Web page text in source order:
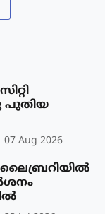
പുതിയ
07 Aug 2026